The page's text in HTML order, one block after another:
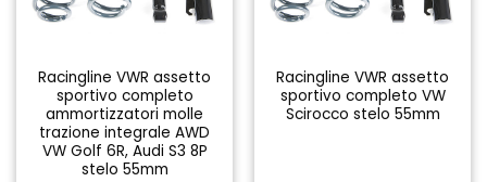
Racingline VWR assetto
sportivo completo
ammortizzatori molle
trazione integrale AWD
VW Golf 6R, Audi S3 8P
stelo 55mm
Racingline VWR assetto
sportivo completo VW
Scirocco stelo 55mm